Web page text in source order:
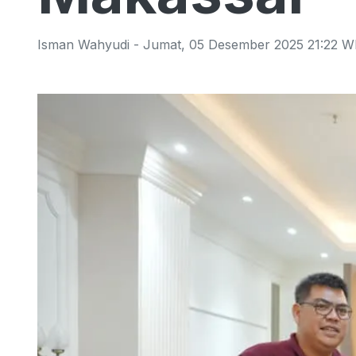
Isman Wahyudi - Jumat, 05 Desember 2025 21:22